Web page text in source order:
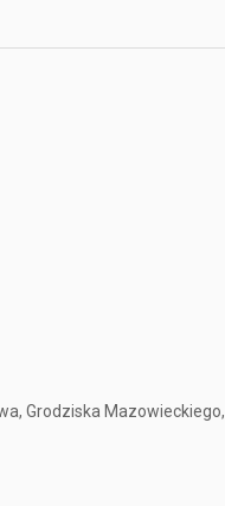
Grodziska Mazowieckiego,